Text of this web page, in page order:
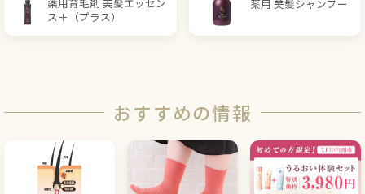
ス＋（プラス）
薬用 美髪シャンプー
おすすめの情報